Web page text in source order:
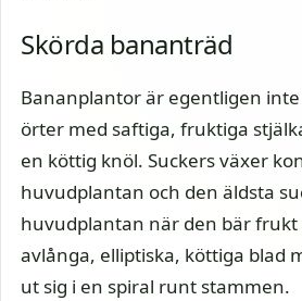
Skörda bananträd
Bananplantor är egentligen
örter med saftiga, fruktiga
en köttig knöl. Suckers växer
huvudplantan och den äldsta
huvudplantan när den bär frukt
avlånga, elliptiska, köttiga blad
ut sig i en spiral runt stammen.